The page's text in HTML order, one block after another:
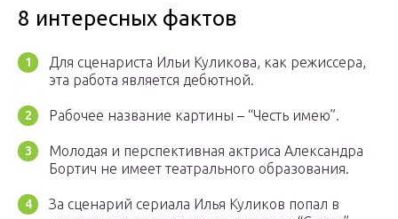
8 интересных фактов
Для сценариста Ильи Куликова, как режиссера,
эта работа является дебютной.
Рабочее название картины – “Честь имею”.
Молодая и перспективная актриса Александра
Бортич не имеет театрального образования.
За сценарий сериала Илья Куликов попал в